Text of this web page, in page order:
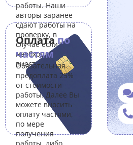
работы. Наши
авторы заранее
сдают работы на
проверку, в
случае если Вам
необходимо
внести правки.
Оплатапо
частям
Обязательная
предоплата 25%
от стоимости
работы. Далее Вы
можете вносить
оплату частями,
по мере
получения